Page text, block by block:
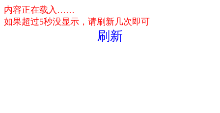
内容正在载入……
如果超过5秒没显示，请刷新几次即可
刷新